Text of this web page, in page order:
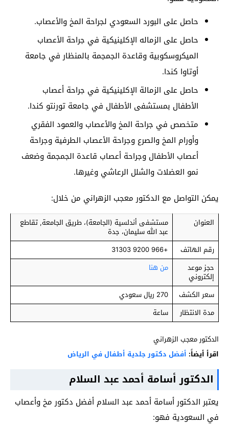
حاصل على البورد السعودي لجراحة المخ والأعصاب.
حاصل على الزماله الإكلينيكية في جراحة الأعصاب
الميكروسكوبية وقاعدة الجمجمة بالمنظار في جامعة
أوتاوا كندا.
حاصل على الزمالة الإكلينيكية في جراحة أعصاب
الأطفال بمستشفى الأطفال في جامعة تورنتو كندا.
متخصص في جراحة المخ والأعصاب والعمود الفقري
وأورام المخ والصرع وجراحة الأعصاب الطرفية وجراحة
أعصاب الأطفال وجراحة أعصاب قاعدة الجمجمة وضعف
نمو العضلات والشلل الرعاشي وغيرها.
يمكن التواصل مع الدكتور معجب الزهراني من خلال:
العنوان مستشفى أندلسية (الجامعة)، طريق الجامعة, تقاطع
عبد الله سليمان، جدة
رقم الهاتف
+966 9200 31303
حجز موعد
إلكتروني
من هنا
سعر الكشف
270 ريال سعودي
مدة الانتظار
ساعة
الدكتور معجب الزهراني
اقرأ أيضاً: أفضل دكتور جلدية أطفال في الرياض
الدكتور أسامة أحمد عبد السلام
يعتبر الدكتور أسامة أحمد عبد السلام أفضل دكتور مخ وأعصاب
في السعودية فهو: